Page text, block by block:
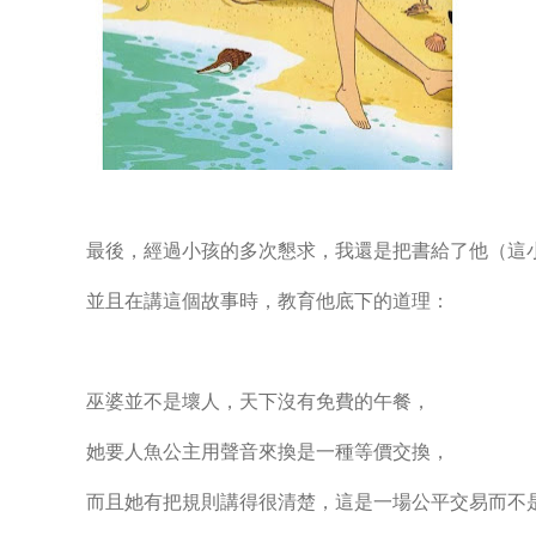
最後，經過小孩的多次懇求，我還是把書給了他（這
並且在講這個故事時，教育他底下的道理：
巫婆並不是壞人，天下沒有免費的午餐，
她要人魚公主用聲音來換是一種等價交換，
而且她有把規則講得很清楚，這是一場公平交易而不